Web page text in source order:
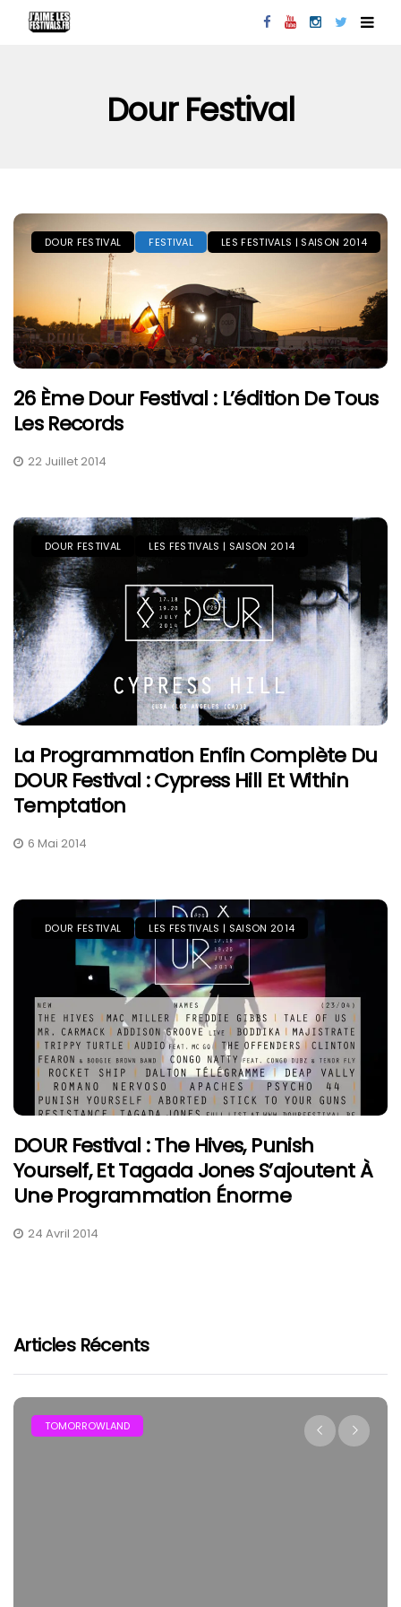
Dour Festival
DOUR FESTIVAL FESTIVAL LES FESTIVALS | SAISON 2014
26 Ème Dour Festival : L’édition De Tous
Les Records
22 Juillet 2014
DOUR FESTIVAL LES FESTIVALS | SAISON 2014
La Programmation Enfin Complète Du
DOUR Festival : Cypress Hill Et Within
Temptation
6 Mai 2014
DOUR FESTIVAL LES FESTIVALS | SAISON 2014
DOUR Festival : The Hives, Punish
Yourself, Et Tagada Jones S’ajoutent À
Une Programmation Énorme
24 Avril 2014
Articles Récents
TOMORROWLAND